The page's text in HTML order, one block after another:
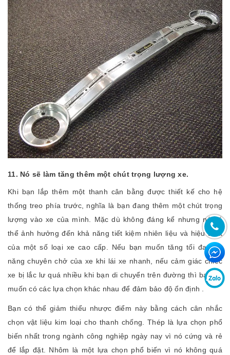
11. Nó sẽ làm tăng thêm một chút trọng lượng xe.
Khi bạn lắp thêm một thanh cân bằng được thiết kế cho hệ
thống treo phía trước, nghĩa là bạn đang thêm một chút trọng
lượng vào xe của mình. Mặc dù không đáng kể nhưng nó có
thể ảnh hưởng đến khả năng tiết kiệm nhiên liệu và hiệu suất
của một số loại xe cao cấp. Nếu bạn muốn tăng tối đa khả
năng chuyên chở của xe khi lái xe nhanh, nếu cảm giác chiếc
xe bị lắc lư quá nhiều khi bạn di chuyển trên đường thì bạn sẽ
muốn có các lựa chọn khác nhau để đảm bảo độ ổn định .
Bạn có thể giảm thiểu nhược điểm này bằng cách cân nhắc
chọn vật liệu kim loại cho thanh chống. Thép là lựa chọn phổ
biến nhất trong ngành công nghiệp ngày nay vì nó cứng và rẻ
để lắp đặt. Nhôm là một lựa chọn phổ biến vì nó không quá